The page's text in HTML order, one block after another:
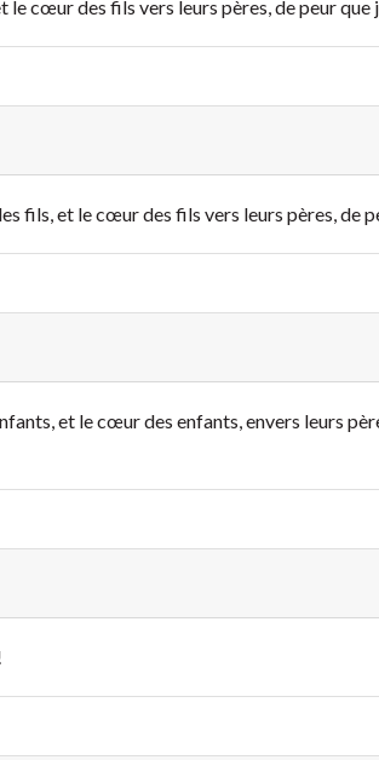
cœur des fils vers leurs pères, de peur
fils, et le cœur des fils vers leurs pères, de
et le cœur des enfants, envers leurs